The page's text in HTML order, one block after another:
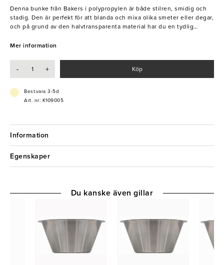
Denna bunke från Bakers i polypropylen är både stilren, smidig och
stadig. Den är perfekt för att blanda och mixa olika smeter eller degar,
och på grund av den halvtransparenta material har du en tydlig
smidigt använda den i din mikrovågsugn får att värma mat, vätskor,
- Polypropylen
- Stilren
Mer information
- + Köp
Best.vara 3-5d
Art. nr: K109005
Information
Egenskaper
Du kanske även gillar